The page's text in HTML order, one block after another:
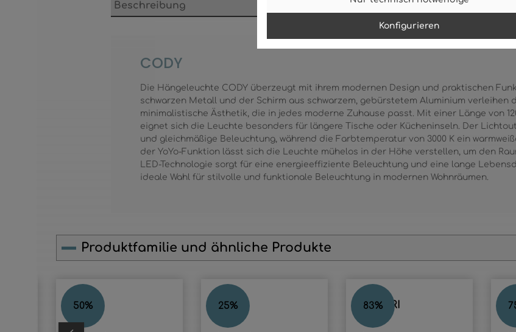
Konfigurieren
Beschreibung Technische Daten
CODY
Die Hängeleuchte CODY überzeugt mit ihrem modernen Design und praktischen
schwarzen Metall und der Schirm aus schwarzem, gebürstetem Aluminium verleihen
minimalistische Ästhetik, die in jedes moderne Zuhause passt. Mit einer Länge von
eignet sich die Leuchte besonders für längere Tische oder Kücheninseln. Der
und gleichmäßige Beleuchtung, während die Farbtemperatur von 3000 K ein
der YoYo-Funktion lässt sich die Leuchte mühelos in der Höhe verstellen, um den
LED-Technologie sorgt für eine energieeffiziente Beleuchtung und eine lange
ideale Wahl für stilvolle und funktionale Beleuchtung in modernen Wohnräumen.
Produktfamilie und ähnliche Produkte
Produktgalerie überspringen
50%
CODY 25%
CODY 83%
HODARI HL